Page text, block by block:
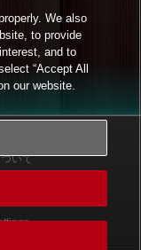
いて
We also
to provide
and to
“Accept All
our website.